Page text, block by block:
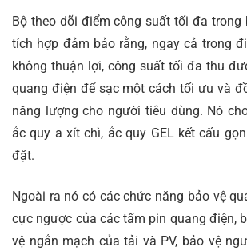
Bộ theo dõi điểm công suất tối đa trong
tích hợp đảm bảo rằng, ngay cả trong
không thuận lợi, công suất tối đa thu
quang điện để sạc một cách tối ưu và
năng lượng cho người tiêu dùng. Nó
ắc quy a xít chì, ắc quy GEL kết cấu
đặt.
Ngoài ra nó có các chức năng bảo vệ
cực ngược của các tấm pin quang điện,
vệ ngắn mạch của tải và PV, bảo vệ